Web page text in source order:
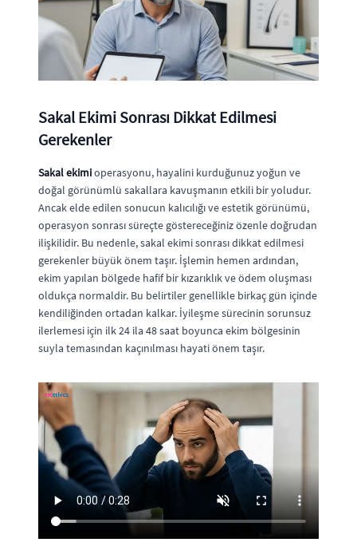
Sakal Ekimi Sonrası Dikkat Edilmesi
Gerekenler
Sakal ekimioperasyonu, hayalini kurduğunuz yoğun ve
doğal görünümlü sakallara kavuşmanın etkili bir yoludur.
Ancak elde edilen sonucun kalıcılığı ve estetik görünümü,
operasyon sonrası süreçte göstereceğiniz özenle doğrudan
ilişkilidir. Bu nedenle, sakal ekimi sonrası dikkat edilmesi
gerekenler büyük önem taşır. İşlemin hemen ardından,
ekim yapılan bölgede hafif bir kızarıklık ve ödem oluşması
oldukça normaldir. Bu belirtiler genellikle birkaç gün içinde
kendiliğinden ortadan kalkar. İyileşme sürecinin sorunsuz
ilerlemesi için ilk 24 ila 48 saat boyunca ekim bölgesinin
suyla temasından kaçınılması hayati önem taşır.